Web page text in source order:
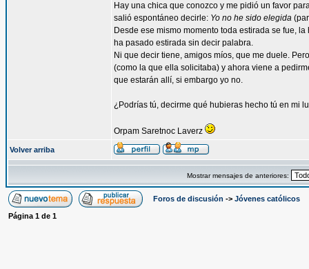
Hay una chica que conozco y me pidió un favor
salió espontáneo decirle: Yo no he sido elegida
Desde ese mismo momento toda estirada se fue,
ha pasado estirada sin decir palabra.
Ni que decir tiene, amigos míos, que me duele.
(como la que ella solicitaba) y ahora viene a
que estarán allí, si embargo yo no.
¿Podrías tú, decirme qué hubieras hecho tú en mi
Orpam Saretnoc Laverz
Volver arriba
Mostrar mensajes de anteriores:
Foros de discusión -> Jóvenes católicos
Página 1 de 1